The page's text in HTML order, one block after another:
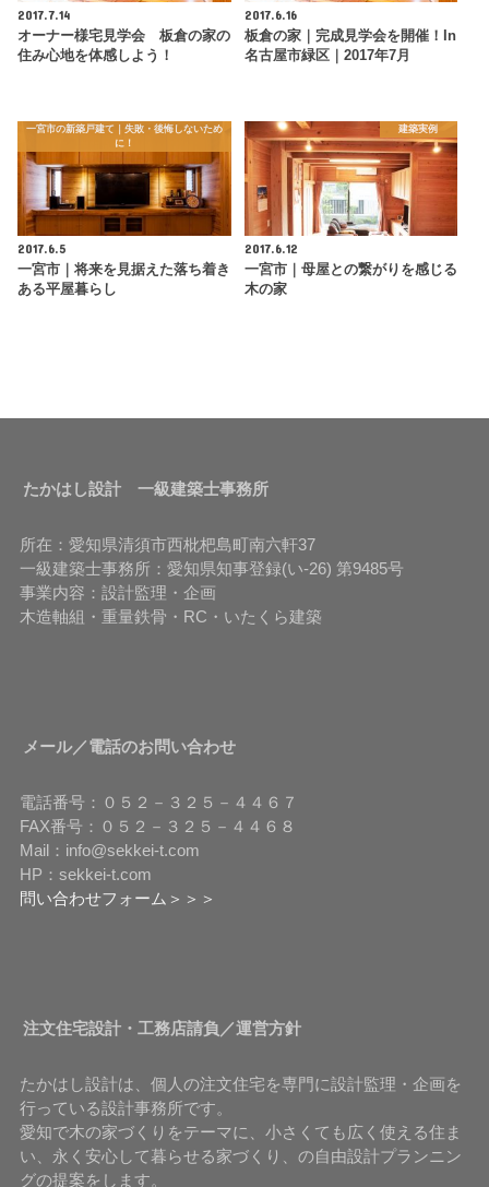
2017.7.14
オーナー様宅見学会 板倉の家の
住み心地を体感しよう！
2017.6.16
板倉の家｜完成見学会を開催！in
名古屋市緑区｜2017年7月
一宮市の新築戸建て｜失敗・後悔しないため
に！
2017.6.5
一宮市｜将来を見据えた落ち着き
ある平屋暮らし
建築実例
2017.6.12
一宮市｜母屋との繋がりを感じる
木の家
たかはし設計 一級建築士事務所
所在：愛知県清須市西枇杷島町南六軒37
一級建築士事務所：愛知県知事登録(い-26) 第9485号
事業内容：設計監理・企画
木造軸組・重量鉄骨・RC・いたくら建築
メール／電話のお問い合わせ
電話番号：０５２－３２５－４４６７
FAX番号：０５２－３２５－４４６８
Mail：info@sekkei-t.com
HP：sekkei-t.com
問い合わせフォーム＞＞＞
注文住宅設計・工務店請負／運営方針
たかはし設計は、個人の注文住宅を専門に設計監理・企画を
行っている設計事務所です。
愛知で木の家づくりをテーマに、小さくても広く使える住ま
い、永く安心して暮らせる家づくり、の自由設計プランニン
グの提案をします。